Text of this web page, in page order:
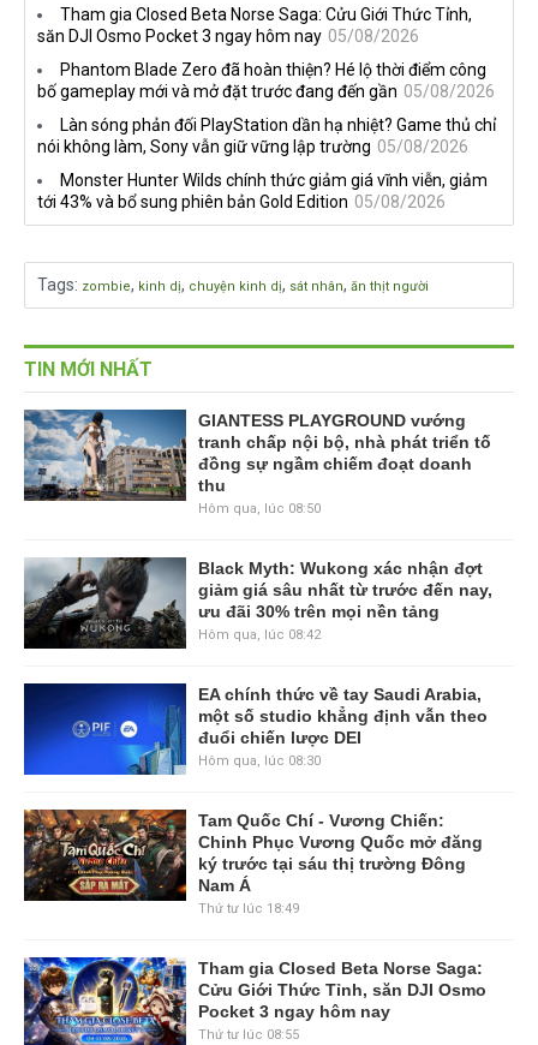
lược DEI
sáu thị trường Đông Nam Á
Tham gia Closed Beta Norse Saga: Cửu Giới Thức Tỉnh,
săn DJI Osmo Pocket 3 ngay hôm nay 05/08/2026
Phantom Blade Zero đã hoàn thiện? Hé lộ thời điểm công
bố gameplay mới và mở đặt trước đang đến gần 05/08/2026
Làn sóng phản đối PlayStation dần hạ nhiệt? Game thủ chỉ
nói không làm, Sony vẫn giữ vững lập trường 05/08/2026
Monster Hunter Wilds chính thức giảm giá vĩnh viễn, giảm
tới 43% và bổ sung phiên bản Gold Edition 05/08/2026
Tags: zombie, kinh dị, chuyện kinh dị, sát nhân, ăn thịt người
TIN MỚI NHẤT
GIANTESS PLAYGROUND vướng
tranh chấp nội bộ, nhà phát triển tố
đồng sự ngầm chiếm đoạt doanh
thu
Hôm qua, lúc 08:50
Black Myth: Wukong xác nhận đợt
giảm giá sâu nhất từ trước đến nay,
ưu đãi 30% trên mọi nền tảng
Hôm qua, lúc 08:42
EA chính thức về tay Saudi Arabia,
một số studio khẳng định vẫn theo
đuổi chiến lược DEI
Hôm qua, lúc 08:30
Tam Quốc Chí - Vương Chiến:
Chinh Phục Vương Quốc mở đăng
ký trước tại sáu thị trường Đông
Nam Á
Thứ tư lúc 18:49
Tham gia Closed Beta Norse Saga:
Cửu Giới Thức Tỉnh, săn DJI Osmo
Pocket 3 ngay hôm nay
Thứ tư lúc 08:55